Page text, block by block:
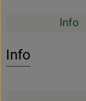
Info
Info